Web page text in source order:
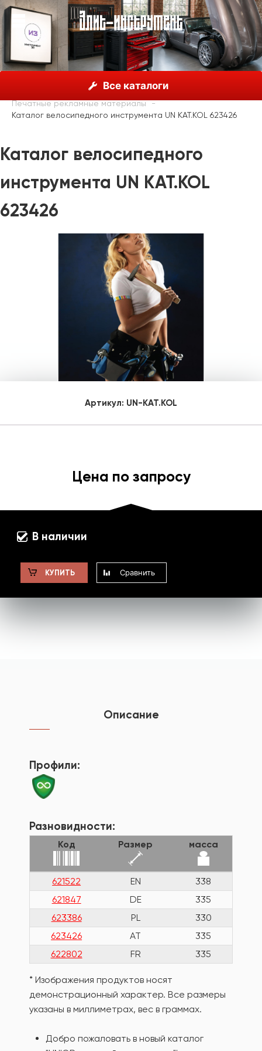
Все каталоги
Unior, Словения
Рекламные материалы
Печатные рекламные материалы
Каталог велосипедного инструмента UN KAT.KOL 623426
Каталог велосипедного
инструмента UN KAT.KOL
623426
Артикул: UN-KAT.KOL
Цена по запросу
В наличии
КУПИТЬ Сравнить
Описание
Профили:
Разновидности:
Код Размер масса
621522 EN
338
621847
DE
335
623386
PL
330
623426
AT
335
622802
FR 335
* Изображения продуктов носят
демонстрационный характер. Все размеры
указаны в миллиметрах, вес в граммах.
Добро пожаловать в новый каталог